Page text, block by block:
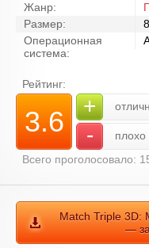
Жанр:
Размер:
Операционная
система:
Рейтинг:
3.6 +
-
плохо
Всего проголосовало:
Match Triple 3D:
—